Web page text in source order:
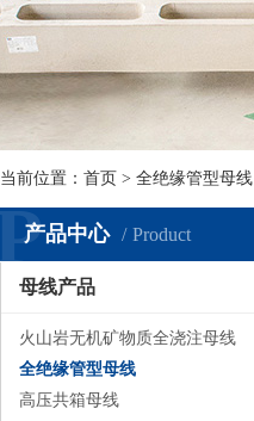
当前位置： 首页 > 全绝缘管型母线
产品中心 Product
母线产品
火山岩无机矿物质全浇注母线
全绝缘管型母线
高压共箱母线